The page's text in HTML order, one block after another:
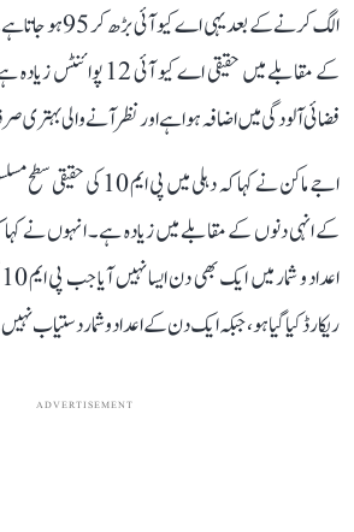
الگ کرنے کے بعد
کے مقابلے میں حقیقی اے
فضائی آلودگی میں اضافہ ہوا ہے اور نظر آنے والی
کے انہی دنوں کے مقابلے میں زیادہ ہے۔ انہوں نے
ریکارڈ کیا گیا ہو، جبکہ ایک دن کے اعداد و شمار دستیاب
ADVERTISEMENT